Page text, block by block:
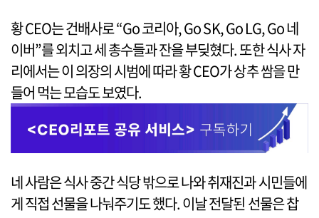
황 CEO는 건배사로 “Go 코리아, Go SK, Go LG, Go 네
이버”를 외치고 세 총수들과 잔을 부딪혔다. 또한 식사 자
리에서는 이 의장의 시범에 따라 황 CEO가 상추 쌈을 만
들어 먹는 모습도 보였다.
네 사람은 식사 중간 식당 밖으로 나와 취재진과 시민들에
게 직접 선물을 나눠주기도 했다. 이날 전달된 선물은 찹